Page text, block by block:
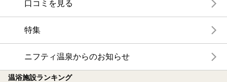
口コミを見る
特集
ニフティ温泉からのお知らせ
温浴施設ランキング